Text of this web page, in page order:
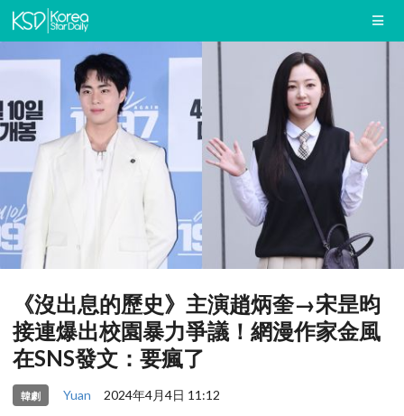
《沒出息的歷史》主演趙炳奎→宋昰昀
接連爆出校園暴力爭議！網漫作家金風
在SNS發文：要瘋了
韓劇 Yuan 2024年4月4日 11:12